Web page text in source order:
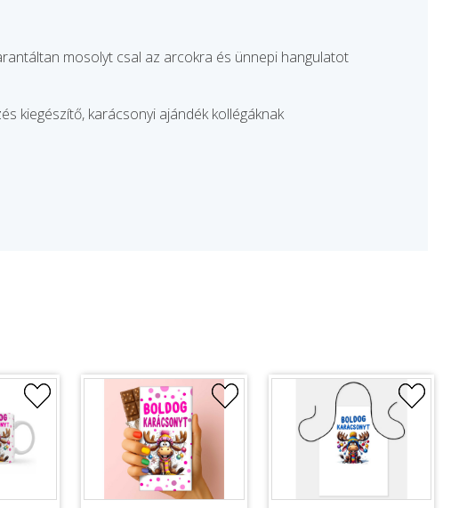
mosolyt csal az arcokra és ünnepi hangulatot
kiegészítő, karácsonyi ajándék kollégáknak